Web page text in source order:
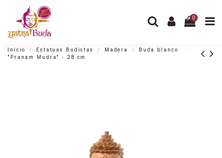
0
Inicio Estatuas Budistas Madera
Buda blanco
"Pranam Mudra" - 28 cm